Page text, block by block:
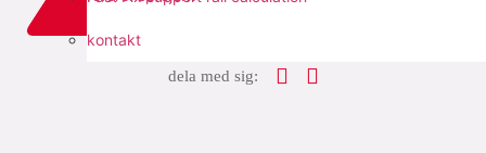
kontakt
dela med sig: